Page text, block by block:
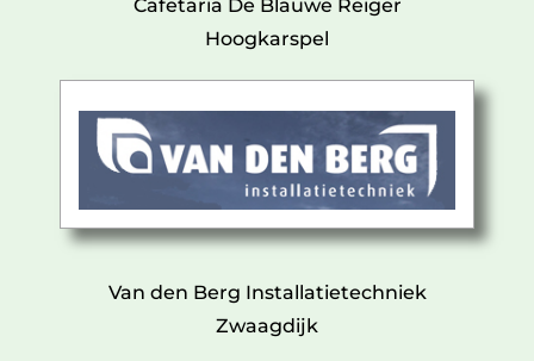
Cafetaria De Blauwe Reiger
Hoogkarspel
Van den Berg Installatietechniek
Zwaagdijk